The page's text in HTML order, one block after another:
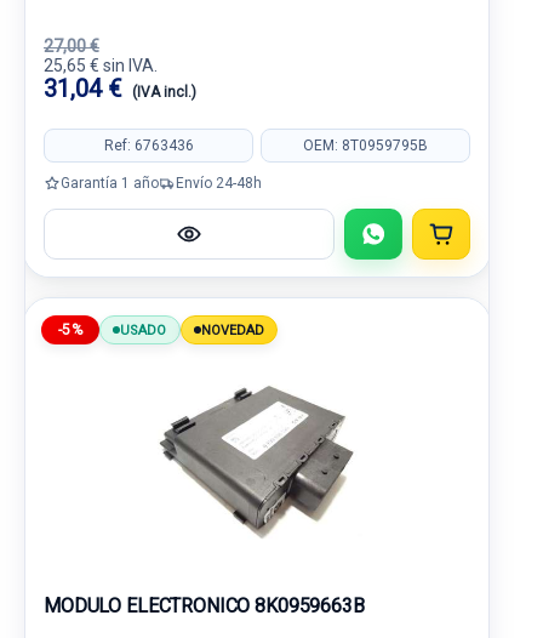
27,00 €
25,65 € sin IVA.
31,04 € (IVA incl.)
Ref: 6763436 OEM: 8T0959795B
Garantía 1 año Envío 24-48h
-5% USADO NOVEDAD
MODULO ELECTRONICO 8K0959663B